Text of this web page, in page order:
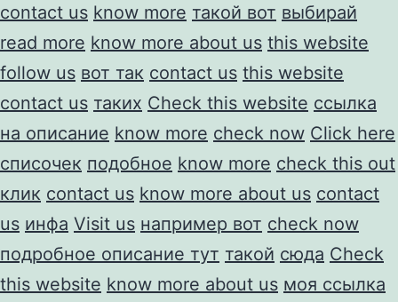
contact us know more такой вот выбирай
read more know more about us this website
follow us вот так contact us this website
contact us таких Check this website ссылка
на описание know more check now Click here
списочек подобное know more check this out
клик contact us know more about us contact
us инфа Visit us например вот check now
подробное описание тут такой сюда Check
this website know more about us моя ссылка